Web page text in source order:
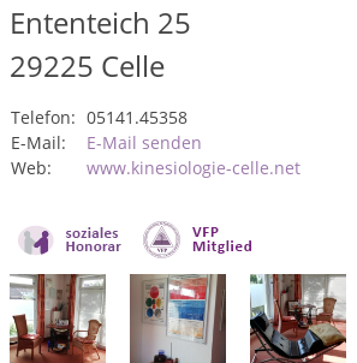
Ententeich 25
29225 Celle
Telefon: 05141.45358
E-Mail:
E-Mail senden
Web:
www.kinesiologie-celle.net